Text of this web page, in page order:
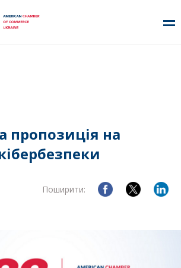
пропозиція на
Поширити: